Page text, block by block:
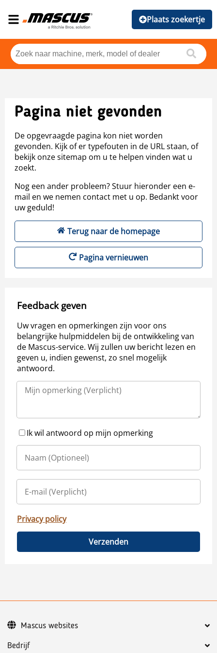
Plaats zoekertje
Pagina niet gevonden
De opgevraagde pagina kon niet worden
gevonden. Kijk of er typefouten in de URL staan, of
bekijk onze sitemap om u te helpen vinden wat u
zoekt.
Nog een ander probleem? Stuur hieronder een e-
mail en we nemen contact met u op. Bedankt voor
uw geduld!
Terug naar de homepage
Pagina vernieuwen
Feedback geven
Uw vragen en opmerkingen zijn voor ons
belangrijke hulpmiddelen bij de ontwikkeling van
de Mascus-service. Wij zullen uw bericht lezen en
geven u, indien gewenst, zo snel mogelijk
antwoord.
Ik wil antwoord op mijn opmerking
Privacy policy
Verzenden
Bedrijf
Mascus websites